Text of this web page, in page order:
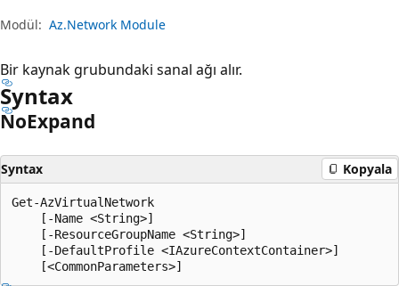
Modül: Az.Network Module
Bir kaynak grubundaki sanal ağı alır.
Syntax
NoExpand
Syntax Kopyala
Get-AzVirtualNetwork
    [-Name <String>]
    [-ResourceGroupName <String>]
    [-DefaultProfile <IAzureContextContainer>]